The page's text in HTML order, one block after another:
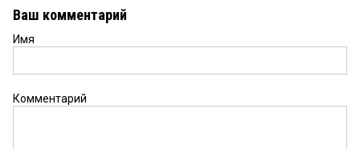
Ваш комментарий
Имя
Комментарий